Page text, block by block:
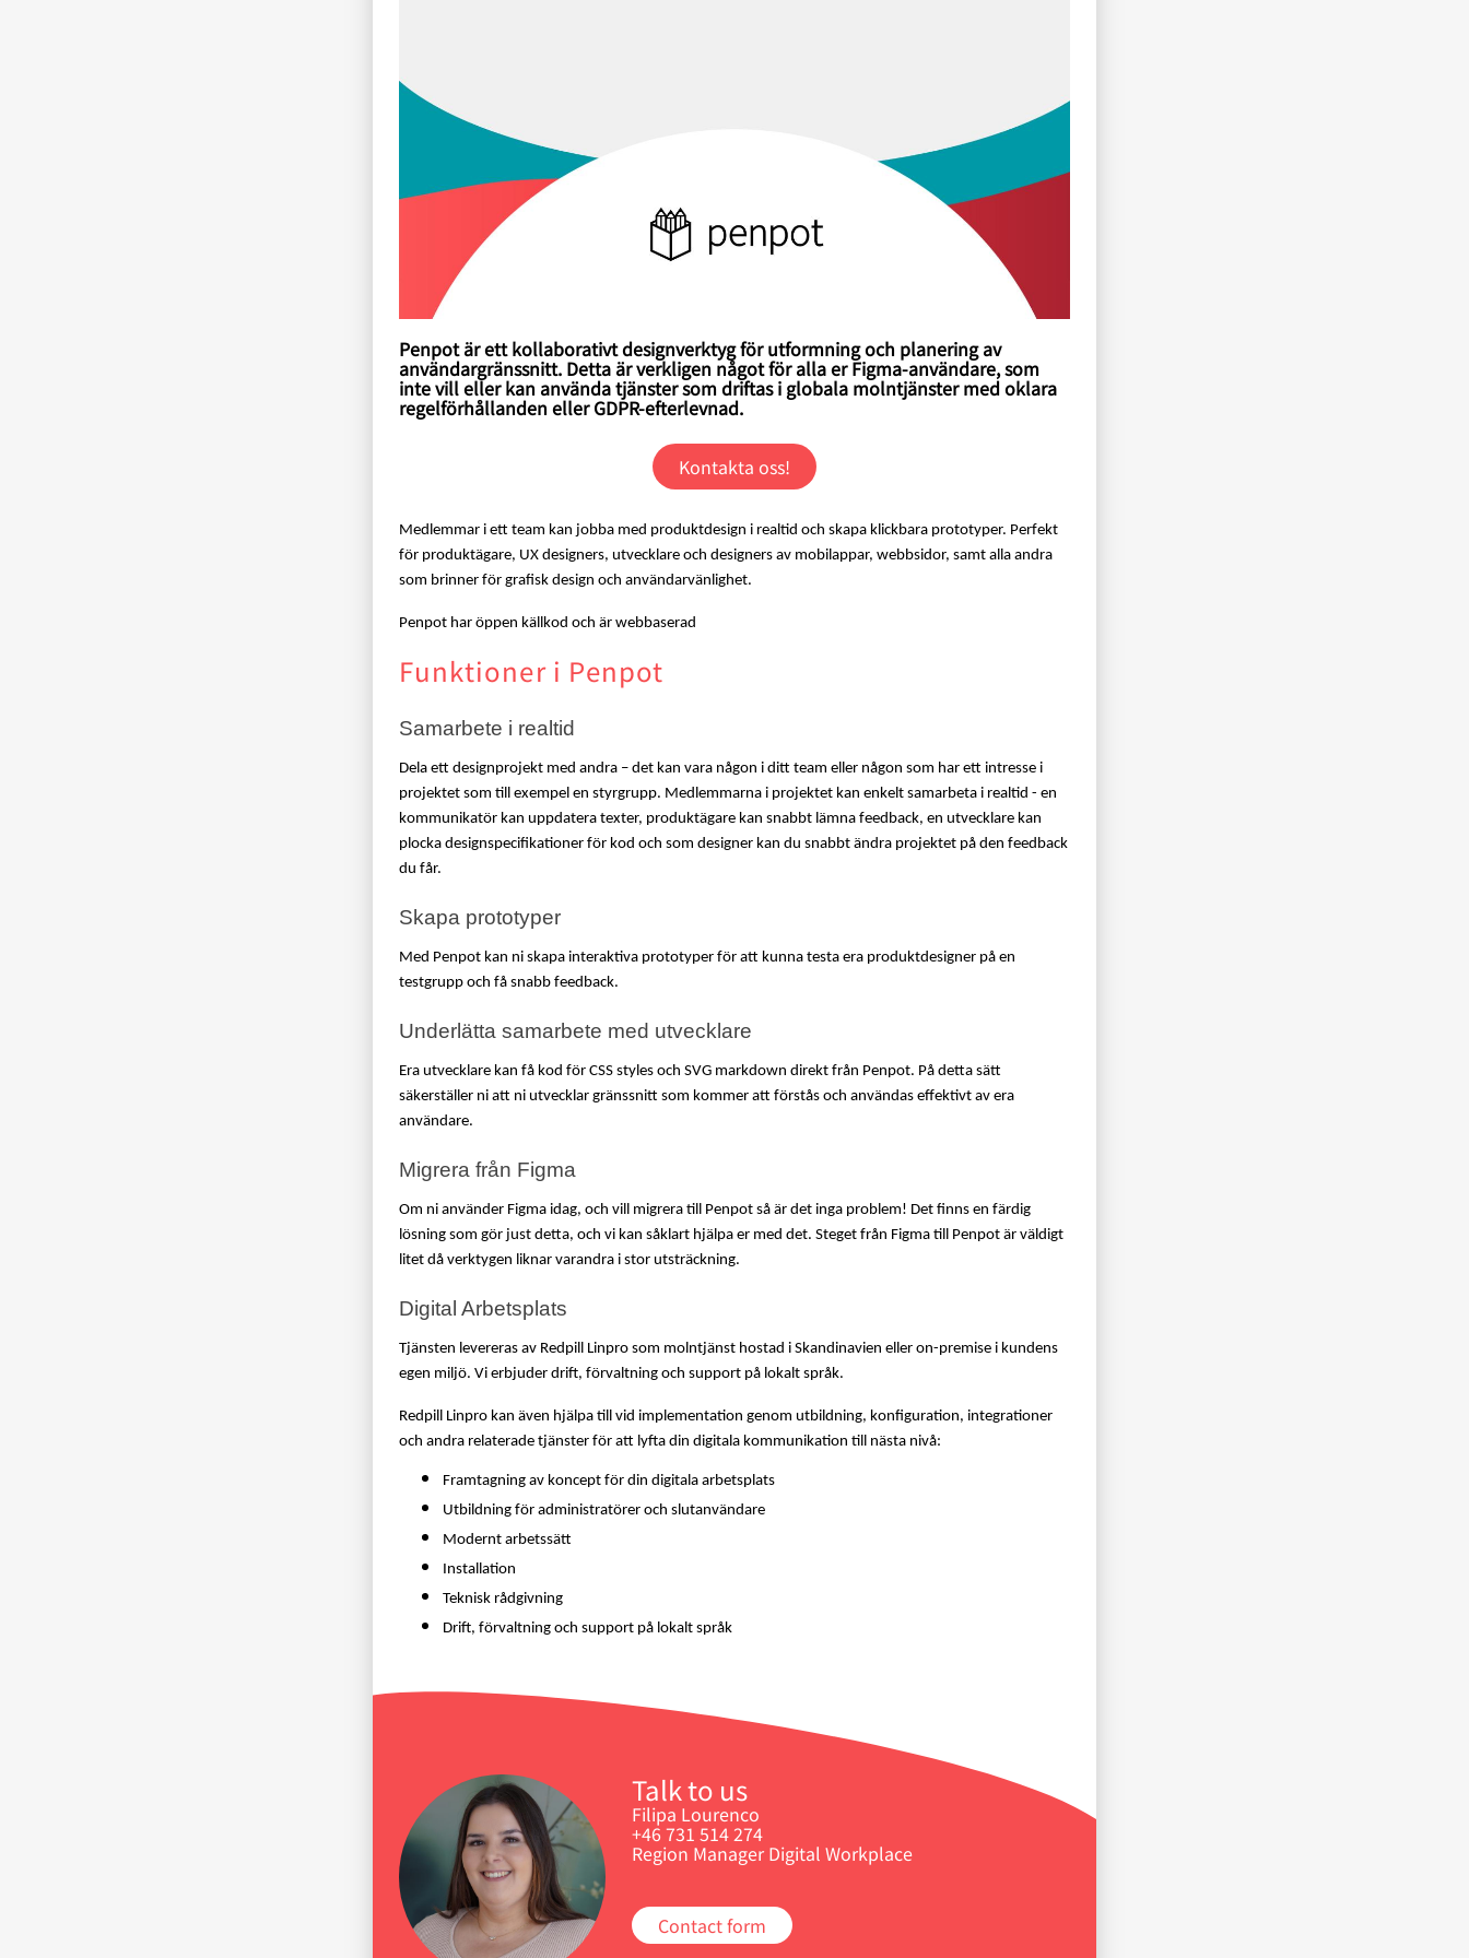
Penpot är ett kollaborativt designverktyg för utformning och planering av
användargränssnitt. Detta är verkligen något för alla er Figma-användare, som
inte vill eller kan använda tjänster som driftas i globala molntjänster med oklara
regelförhållanden eller GDPR-efterlevnad.
Kontakta oss!
Medlemmar i ett team kan jobba med produktdesign i realtid och skapa klickbara prototyper. Perfekt
för produktägare, UX designers, utvecklare och designers av mobilappar, webbsidor, samt alla andra
som brinner för grafisk design och användarvänlighet.
Penpot har öppen källkod och är webbaserad
Funktioner i Penpot
Samarbete i realtid
Dela ett designprojekt med andra – det kan vara någon i ditt team eller någon som har ett intresse i
projektet som till exempel en styrgrupp. Medlemmarna i projektet kan enkelt samarbeta i realtid - en
kommunikatör kan uppdatera texter, produktägare kan snabbt lämna feedback, en utvecklare kan
plocka designspecifikationer för kod och som designer kan du snabbt ändra projektet på den feedback
du får.
Skapa prototyper
Med Penpot kan ni skapa interaktiva prototyper för att kunna testa era produktdesigner på en
testgrupp och få snabb feedback.
Underlätta samarbete med utvecklare
Era utvecklare kan få kod för CSS styles och SVG markdown direkt från Penpot. På detta sätt
säkerställer ni att ni utvecklar gränssnitt som kommer att förstås och användas effektivt av era
användare.
Migrera från Figma
Om ni använder Figma idag, och vill migrera till Penpot så är det inga problem! Det finns en färdig
lösning som gör just detta, och vi kan såklart hjälpa er med det. Steget från Figma till Penpot är väldigt
litet då verktygen liknar varandra i stor utsträckning.
Digital Arbetsplats
Tjänsten levereras av Redpill Linpro som molntjänst hostad i Skandinavien eller on-premise i kundens
egen miljö. Vi erbjuder drift, förvaltning och support på lokalt språk.
Redpill Linpro kan även hjälpa till vid implementation genom utbildning, konfiguration, integrationer
och andra relaterade tjänster för att lyfta din digitala kommunikation till nästa nivå:
Framtagning av koncept för din digitala arbetsplats
Utbildning för administratörer och slutanvändare
Modernt arbetssätt
Installation
Teknisk rådgivning
Drift, förvaltning och support på lokalt språk
Talk to us
Filipa Lourenco
+46 731 514 274
Region Manager Digital Workplace
Contact form